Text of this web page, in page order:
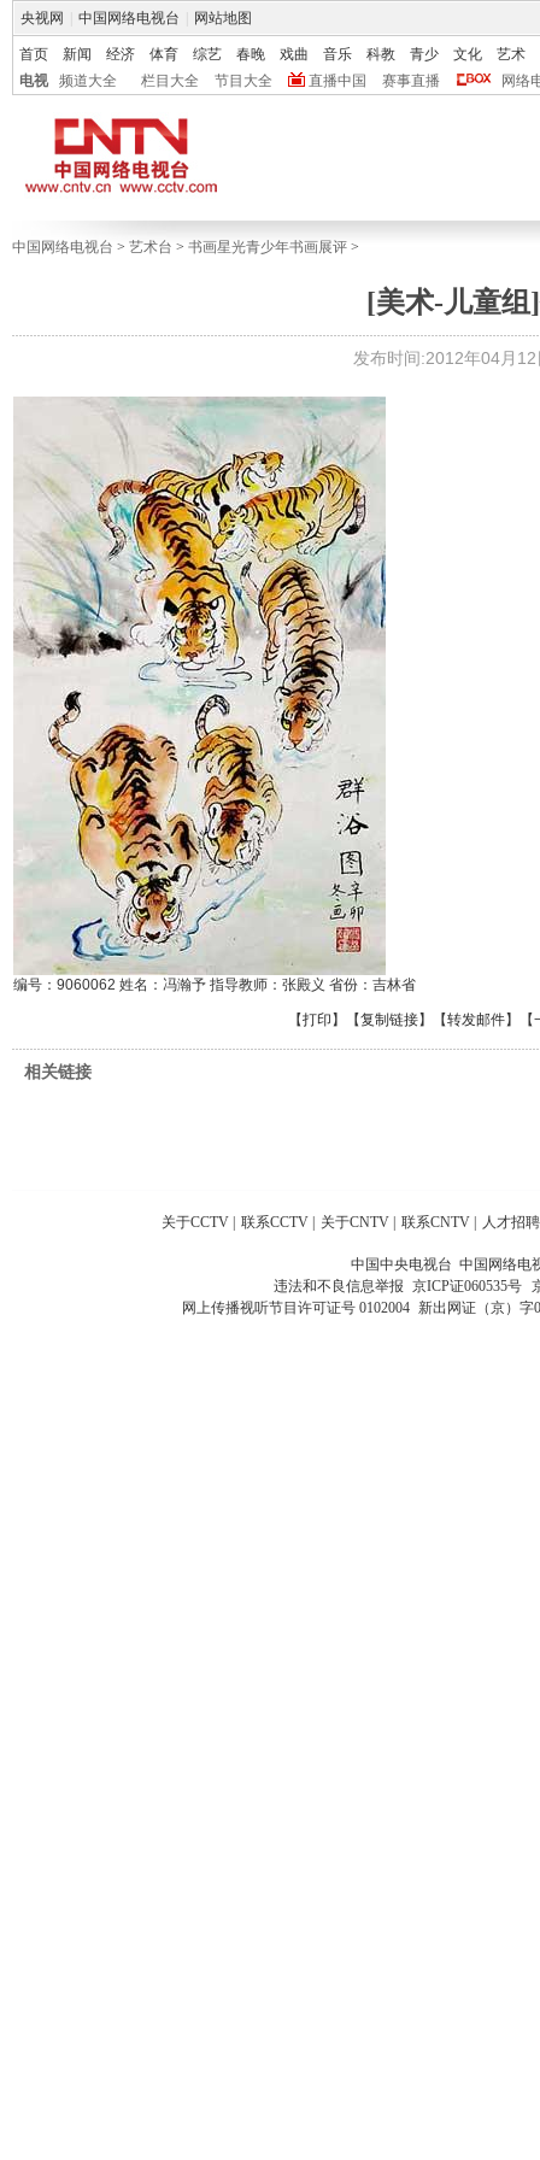
央视网 中国网络电视台 网站地图
首页 新闻 经济 体育 综艺 春晚 戏曲 音乐 科教 青少 文化
艺术
电视
频道大全 栏目大全 节目大全 直播中国 赛事直播 网络
中国网络电视台 > 艺术台 > 书画星光青少年书画展评 >
[美术-儿童组
发布时间:2012年04月
编号：9060062 姓名：冯瀚予 指导教师：张殿义 省份：吉林省
【打印 】【复制链接】【转发邮件】
相关链接
关于CCTV 联系CCTV 关于CNTV 联系CNTV 人才招聘
中国中央电视台 中国网络电
违法和不良信息举报 京ICP证060535号
网上传播视听节目许可证号 0102004 新出网证（京）